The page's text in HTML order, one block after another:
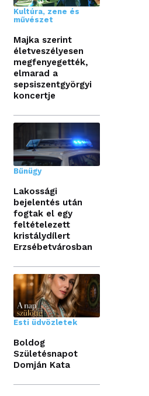
Kultúra, zene és
művészet
Majka szerint
életveszélyesen
megfenyegették,
elmarad a
sepsiszentgyörgyi
koncertje
Bűnügy
Lakossági
bejelentés után
fogtak el egy
feltételezett
kristálydílert
Erzsébetvárosban
Esti üdvözletek
Boldog
Születésnapot
Domján Kata